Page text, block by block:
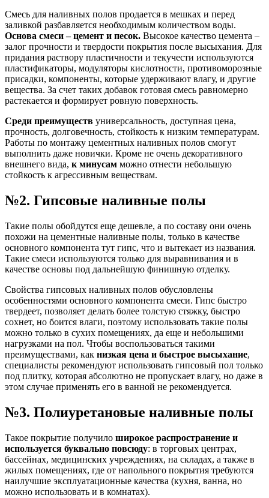
Смесь для наливных полов продается в мешках и перед
заливкой разбавляется необходимым количеством воды.
Основа смеси – цемент и песок. Высокое качество цемента –
залог прочности и твердости покрытия после высыхания. Для
придания раствору пластичности и текучести используются
пластификаторы, модуляторы кислотности, противоморозные
присадки, компоненты, которые удерживают влагу, и другие
вещества. За счет таких добавок готовая смесь равномерно
растекается и формирует ровную поверхность.
Среди преимуществ универсальность, доступная цена,
прочность, долговечность, стойкость к низким температурам.
Работы по монтажу цементных наливных полов смогут
выполнить даже новички. Кроме не очень декоративного
внешнего вида, к минусам можно отнести небольшую
стойкость к агрессивным веществам.
№2. Гипсовые наливные полы
Такие полы обойдутся еще дешевле, а по составу они очень
похожи на цементные наливные полы, только в качестве
основного компонента тут гипс, что и вытекает из названия.
Такие смеси используются только для выравнивания и в
качестве основы под дальнейшую финишную отделку.
Свойства гипсовых наливных полов обусловлены
особенностями основного компонента смеси. Гипс быстро
твердеет, позволяет делать более толстую стяжку, быстро
сохнет, но боится влаги, поэтому использовать такие полы
можно только в сухих помещениях, да еще и небольшими
нагрузками на пол. Чтобы воспользоваться такими
преимуществами, как низкая цена и быстрое высыхание,
специалисты рекомендуют использовать гипсовый пол только
под плитку, которая абсолютно не пропускает влагу, но даже в
этом случае применять его в ванной не рекомендуется.
№3. Полиуретановые наливные полы
Такое покрытие получило широкое распространение и
используется буквально повсюду: в торговых центрах,
бассейнах, медицинских учреждениях, на складах, а также в
жилых помещениях, где от напольного покрытия требуются
наилучшие эксплуатационные качества (кухня, ванна, но
можно использовать и в комнатах).